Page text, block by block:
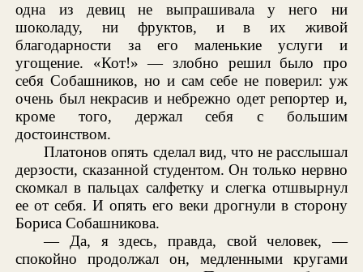
одна из девиц не выпрашивала у него ни
шоколаду, ни фруктов, и в их живой
благодарности за его маленькие услуги и
угощение. «Кот!» — злобно решил было про
себя Собашников, но и сам себе не поверил: уж
очень был некрасив и небрежно одет репортер и,
кроме того, держал себя с большим
достоинством.
Платонов опять сделал вид, что не расслышал
дерзости, сказанной студентом. Он только нервно
скомкал в пальцах салфетку и слегка отшвырнул
ее от себя. И опять его веки дрогнули в сторону
Бориса Собашникова.
— Да, я здесь, правда, свой человек, —
спокойно продолжал он, медленными кругами